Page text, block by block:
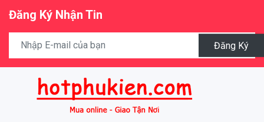
Đăng Ký Nhận Tin
Đăng Ký